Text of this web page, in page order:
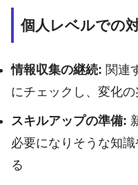
個人レベルでの
情報収集の継続: 関連
にチェックし、変化
スキルアップの準備:
必要になりそうな知
る